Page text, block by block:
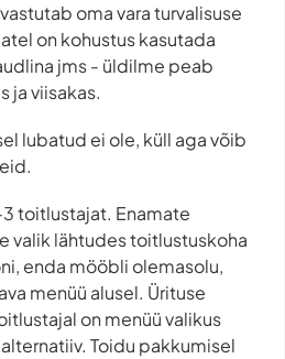
oma vara turvalisuse
on kohustus kasutada
jms - üldilme peab
ja viisakas.
lubatud ei ole, küll aga võib
toitlustajat. Enamate
valik lähtudes toitlustuskoha
enda mööbli olemasolu,
menüü alusel. Ürituse
on menüü valikus
Toidu pakkumisel